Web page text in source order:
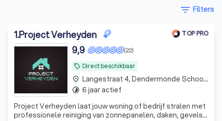
filter_list Filters
1.Project Verheyden TOP PRO
local_offer Direct beschikbaar
(22)
9,9
Project Verheyden laat jouw woning of bedrijf stralen met
professionele reiniging van zonnepanelen, daken, gevels
place Langestraat 4, Dendermonde Schoonaarde
timelapse 6 jaar actief